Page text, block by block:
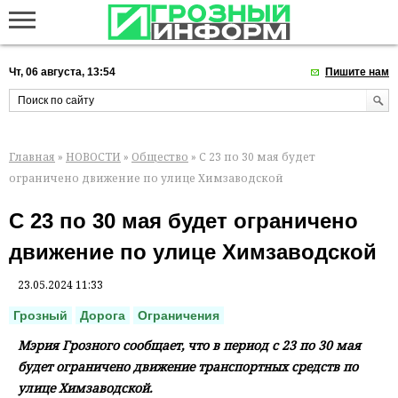
Чт, 06 августа, 13:54 Пишите нам
Главная » НОВОСТИ » Общество » С 23 по 30 мая будет
ограничено движение по улице Химзаводской
С 23 по 30 мая будет ограничено
движение по улице Химзаводской
23.05.2024 11:33
Грозный Дорога Ограничения
Мэрия Грозного сообщает, что в период с 23 по 30 мая
будет ограничено движение транспортных средств по
улице Химзаводской.